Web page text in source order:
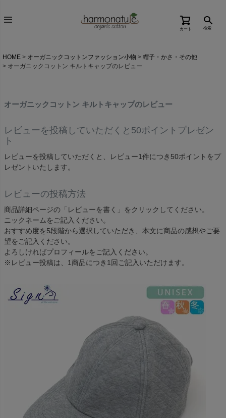
カート 検索
HOME オーガニックコットンファッション小物
帽子・かさ・その他
オーガニックコットン キルトキャップのレビュー
オーガニックコットン キルトキャップのレビュー
レビューを投稿していただくと50ポイントプレゼン
ト
レビューを投稿していただくと、レビュー1件につき50ポイントをプ
レゼントいたします。
レビューの投稿方法
商品詳細ページの「レビューを書く」をクリックしてください。
ニックネームをご記入ください。
おすすめ度を5段階から選択していただき、本文に商品の感想やご要
望をご記入ください。
よろしければプロフィールをご記入ください。
※レビュー投稿は、1商品につき1回ご記入いただけます。